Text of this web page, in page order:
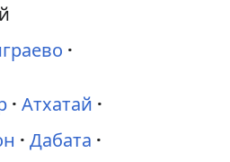
Атхатай
Дабата